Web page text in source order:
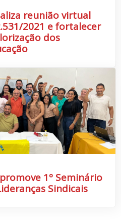
reunião virtual
2021 e fortalecer
dos
1º Seminário
Sindicais